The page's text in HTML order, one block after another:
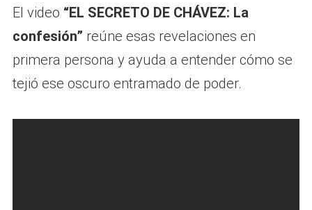
El video “EL SECRETO DE CHÁVEZ: La
confesión” reúne esas revelaciones en
primera persona y ayuda a entender cómo se
tejió ese oscuro entramado de poder.